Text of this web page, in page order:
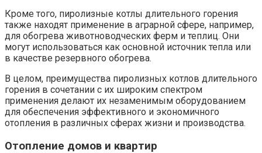
Кроме того, пиролизные котлы длительного горения
также находят применение в аграрной сфере, например,
для обогрева животноводческих ферм и теплиц. Они
могут использоваться как основной источник тепла или
в качестве резервного обогрева.
В целом, преимущества пиролизных котлов длительного
горения в сочетании с их широким спектром
применения делают их незаменимым оборудованием
для обеспечения эффективного и экономичного
отопления в различных сферах жизни и производства.
Отопление домов и квартир